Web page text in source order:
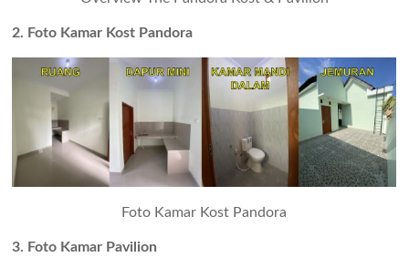
2. Foto Kamar Kost Pandora
Foto Kamar Kost Pandora
3. Foto Kamar Pavilion